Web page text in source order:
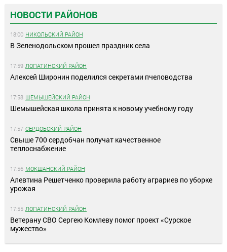
НОВОСТИ РАЙОНОВ
18:00 НИКОЛЬСКИЙ РАЙОН
В Зеленодольском прошел праздник села
17:59 ЛОПАТИНСКИЙ РАЙОН
Алексей Широнин поделился секретами пчеловодства
17:58 ШЕМЫШЕЙСКИЙ РАЙОН
Шемышейская школа принята к новому учебному году
17:57 СЕРДОБСКИЙ РАЙОН
Свыше 700 сердобчан получат качественное
теплоснабжение
17:56 МОКШАНСКИЙ РАЙОН
Алевтина Решетченко проверила работу аграриев по уборке
урожая
17:55 ЛОПАТИНСКИЙ РАЙОН
Ветерану СВО Сергею Комлеву помог проект «Сурское
мужество»